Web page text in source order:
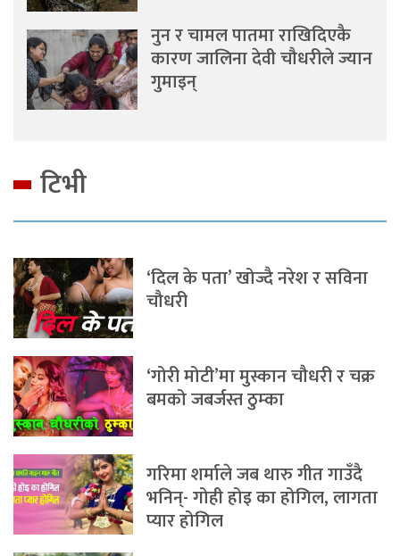
नुन र चामल पातमा राखिदिएकै
कारण जालिना देवी चौधरीले ज्यान
गुमाइन्
टिभी
‘दिल के पता’ खोज्दै नरेश र सविना
चौधरी
‘गोरी मोटी’मा मुस्कान चौधरी र चक्र
बमको जबर्जस्त ठुम्का
गरिमा शर्माले जब थारु गीत गाउँदै
भनिन्- गोही होइ का होगिल, लागता
प्यार होगिल